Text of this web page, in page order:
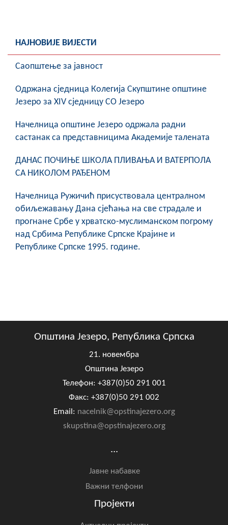
Заштита од пожара
Геоистраживања
ФИНАНСИЈЕ
Пољопривреда
Спорт
ЦИВИЛНА ЗАШТИТА
НАЈНОВИЈЕ ВИЈЕСТИ
Саопштење за јавност
Oдржана сједница Колегија Скупштине општине
Језеро за XIV сједницу СО Језеро
Начелница општине Језеро одржала радни
састанак са представницима Академије талената
ДАНАС ПОЧИЊЕ ШКОЛА ПЛИВАЊА И ВАТЕРПОЛА
СА НИКОЛОМ РАЂЕНОМ
Начелница Ружичић присуствовала централном
обиљежавању Дана сјећања на све страдале и
прогнане Србе у хрватско-муслиманском погрому
над Србима Републике Српске Крајине и
Републике Српске 1995. године.
Општина Језеро, Република Српска
21. новембра
Општина Језеро
Телефон: +387(0)50 291 001
Факс: +387(0)50 291 002
Email: nacelnik@opstinajezero.org
skupstina@opstinajezero.org
...
Јавне набавке
Важни телфони
Пројекти